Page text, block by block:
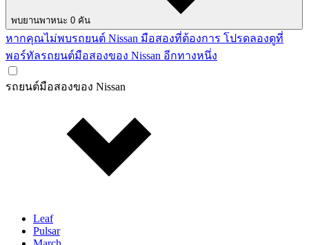
พบยานพาหนะ 0 คัน
หากคุณไม่พบรถยนต์ Nissan มือสองที่ต้องการ โปรดลองดูที่
พอร์ทัลรถยนต์มือสองของ Nissan อีกทางหนึ่ง
รถยนต์มือสองของ Nissan
Leaf
Pulsar